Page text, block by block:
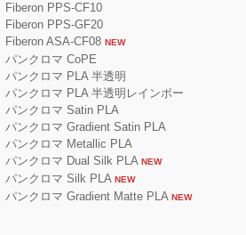
Fiberon PPS-CF10
Fiberon PPS-GF20
Fiberon ASA-CF08 NEW
パンクロマ CoPE
パンクロマ PLA 半透明
パンクロマ PLA 半透明レインボー
パンクロマ Satin PLA
パンクロマ Gradient Satin PLA
パンクロマ Metallic PLA
パンクロマ Dual Silk PLA NEW
パンクロマ Silk PLA NEW
パンクロマ Gradient Matte PLA NEW